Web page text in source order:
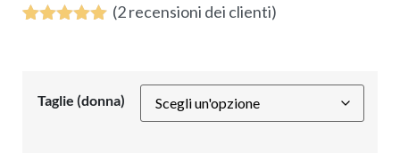
recensioni
(2recensioni dei clienti)
Taglie (donna)